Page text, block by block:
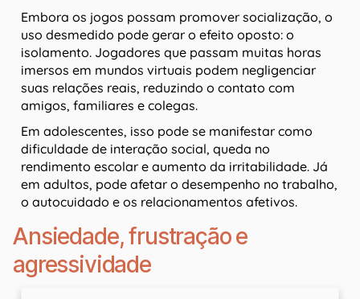
Embora os jogos possam promover socialização, o
uso desmedido pode gerar o efeito oposto: o
isolamento. Jogadores que passam muitas horas
imersos em mundos virtuais podem negligenciar
suas relações reais, reduzindo o contato com
amigos, familiares e colegas.
Em adolescentes, isso pode se manifestar como
dificuldade de interação social, queda no
rendimento escolar e aumento da irritabilidade. Já
em adultos, pode afetar o desempenho no trabalho,
o autocuidado e os relacionamentos afetivos.
Ansiedade, frustração e
agressividade